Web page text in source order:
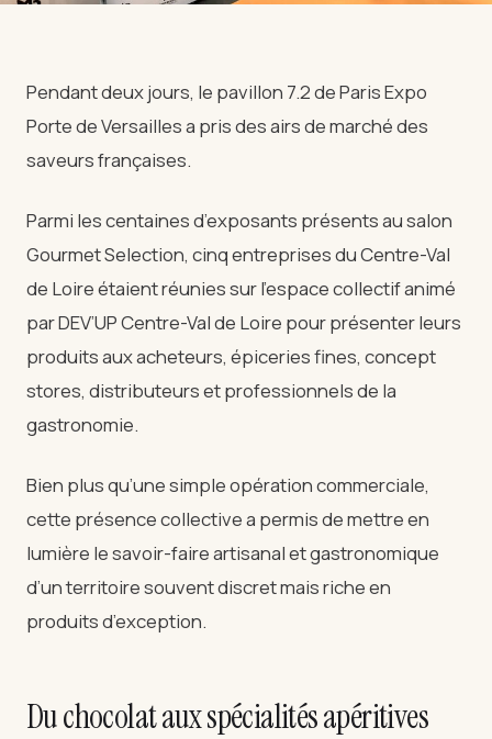
Pendant deux jours, le pavillon 7.2 de Paris Expo
Porte de Versailles a pris des airs de marché des
saveurs françaises.
Parmi les centaines d’exposants présents au salon
Gourmet Selection, cinq entreprises du Centre-Val
de Loire étaient réunies sur l’espace collectif animé
par DEV’UP Centre-Val de Loire pour présenter leurs
produits aux acheteurs, épiceries fines, concept
stores, distributeurs et professionnels de la
gastronomie.
Bien plus qu’une simple opération commerciale,
cette présence collective a permis de mettre en
lumière le savoir-faire artisanal et gastronomique
d’un territoire souvent discret mais riche en
produits d’exception.
Du chocolat aux spécialités apéritives